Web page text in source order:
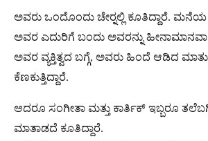
ಅವರು ಒಂದೊಂದು ಚೇರ್‍ನಲ್ಲಿ ಕೂತಿದ್ದಾರೆ.
ಅವರ ಎದುರಿಗೆ ಬಂದು ಅವರನ್ನು ಹೀನಾಮಾನವಾಗಿ
ಅವರ ವ್ಯಕ್ತಿತ್ವದ ಬಗ್ಗೆ, ಅವರು ಹಿಂದೆ ಆಡಿದ
ಕೆಣಕುತ್ತಿದ್ದಾರೆ.
ಆದರೂ ಸಂಗೀತಾ ಮತ್ತು ಕಾರ್ತಿಕ್ ಇಬ್ಬರೂ
ಮಾತಾಡದೆ ಕೂತಿದ್ದಾರೆ.